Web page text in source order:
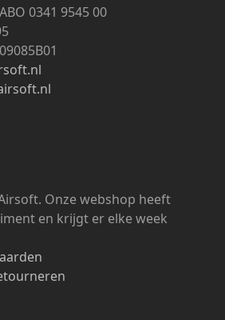
0341 9545 00
Onze webshop heeft
en krijgt er elke week